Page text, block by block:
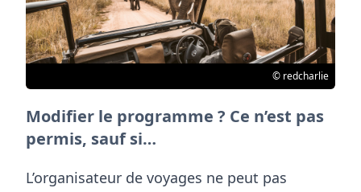
© redcharlie
Modifier le programme ? Ce n’est pas
permis, sauf si…
L’organisateur de voyages ne peut pas